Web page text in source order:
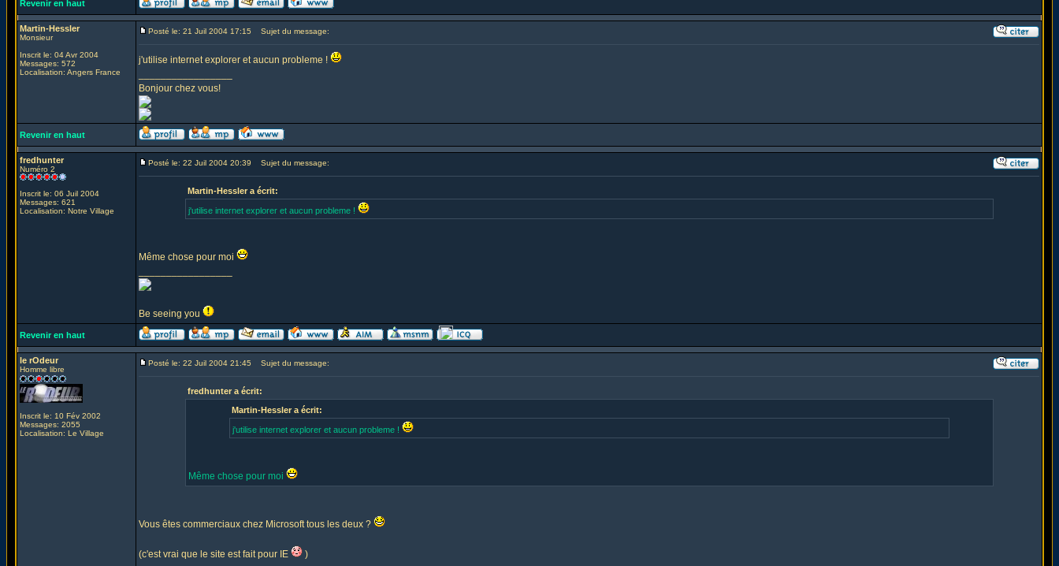
Revenir en haut
Martin-Hessler
Monsieur
Inscrit le: 04 Avr 2004
Messages: 572
Localisation: Angers France
Posté le: 21 Juil 2004 17:15 Sujet du message:
j'utilise internet explorer et aucun probleme !
Bonjour chez vous!
Revenir en haut
fredhunter
Numéro 2
Inscrit le: 06 Juil 2004
Messages: 621
Localisation: Notre Village
Posté le: 22 Juil 2004 20:39 Sujet du message:
Martin-Hessler a écrit:
j'utilise internet explorer et aucun probleme !
Même chose pour moi
Be seeing you
Revenir en haut
le rOdeur
Homme libre
Inscrit le: 10 Fév 2002
Messages: 2055
Localisation: Le Village
Posté le: 22 Juil 2004 21:45 Sujet du message:
fredhunter a écrit:
Martin-Hessler a écrit:
j'utilise internet explorer et aucun probleme !
Même chose pour moi
Vous êtes commerciaux chez Microsoft tous les deux ?
(c'est vrai que le site est fait pour IE
)